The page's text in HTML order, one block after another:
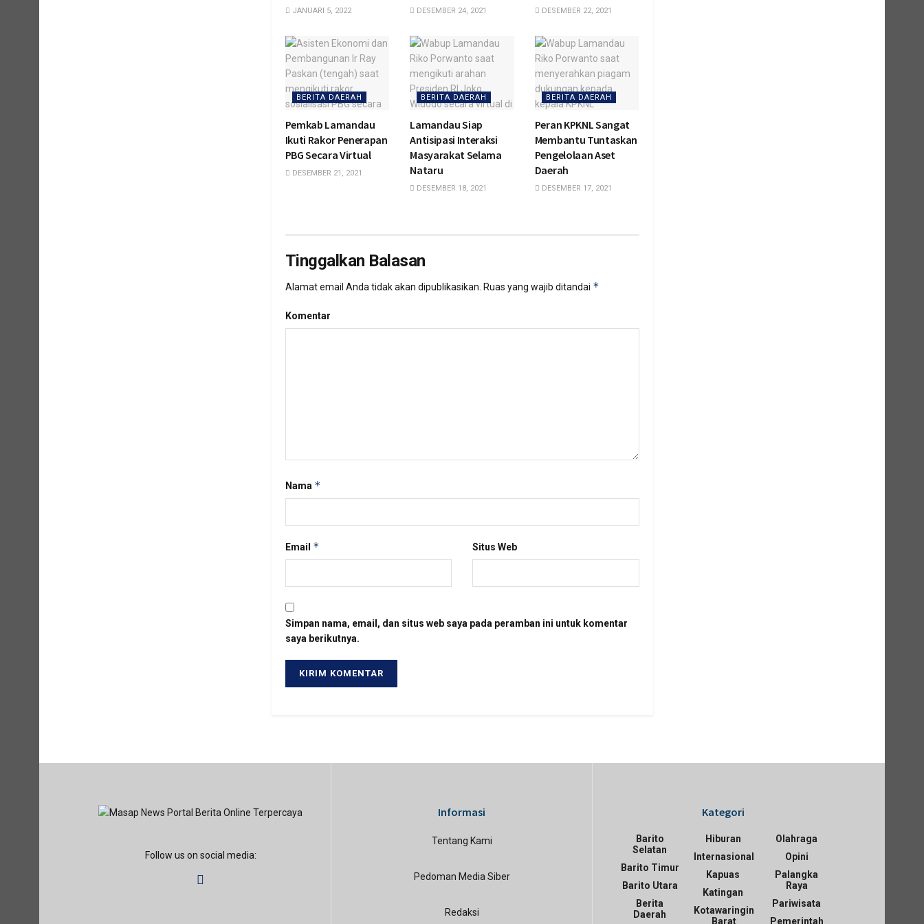
JANUARI 5, 2022 DESEMBER 24, 2021 DESEMBER 22, 2021
BERITA DAERAH
Pemkab Lamandau
Ikuti Rakor Penerapan
PBG Secara Virtual
DESEMBER 21, 2021
BERITA DAERAH
Lamandau Siap
Antisipasi Interaksi
Masyarakat Selama
Nataru
DESEMBER 18, 2021
BERITA DAERAH
Peran KPKNL Sangat
Membantu Tuntaskan
Pengelolaan Aset
Daerah
DESEMBER 17, 2021
Tinggalkan Balasan
Alamat email Anda tidak akan dipublikasikan. Ruas yang wajib ditandai *
Komentar
Nama *
Email * Situs Web
Simpan nama, email, dan situs web saya pada peramban ini untuk komentar
saya berikutnya.
Follow us on social media:
Informasi
Tentang Kami
Pedoman Media Siber
Redaksi
Kategori
Barito
Selatan
Barito Timur
Barito Utara
Berita
Daerah
Hiburan
Internasional
Kapuas
Katingan
Kotawaringin
Barat
Olahraga
Opini
Palangka
Raya
Pariwisata
Pemerintah